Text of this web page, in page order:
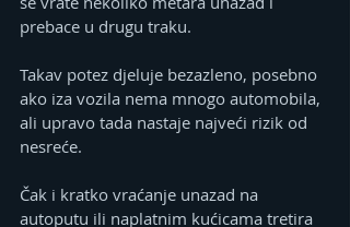
prebace u drugu traku.
Takav potez djeluje bezazleno, posebno
ako iza vozila nema mnogo automobila,
ali upravo tada nastaje najveći rizik od
nesreće.
Čak i kratko vraćanje unazad na
autoputu ili naplatnim kućicama tretira